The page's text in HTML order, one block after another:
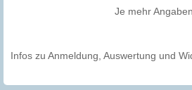
Je mehr
Infos zu Anmeldung, Auswertung und